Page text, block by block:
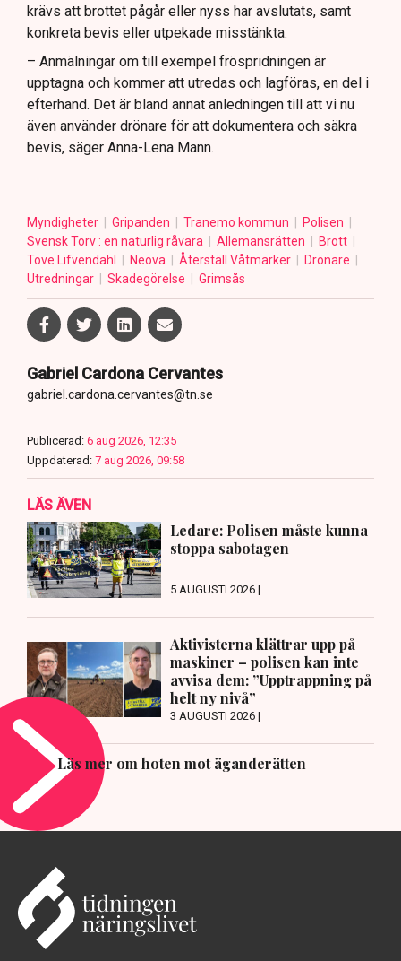
krävs att brottet pågår eller nyss har avslutats, samt
konkreta bevis eller utpekade misstänkta.
– Anmälningar om till exempel fröspridningen är
upptagna och kommer att utredas och lagföras, en del i
efterhand. Det är bland annat anledningen till att vi nu
även använder drönare för att dokumentera och säkra
bevis, säger Anna-Lena Mann.
Myndigheter Gripanden Tranemo kommun
Polisen
Svensk Torv : en naturlig råvara
Allemansrätten
Brott
Tove Lifvendahl
Neova Återställ Våtmarker
Drönare
Utredningar
Skadegörelse Grimsås
Gabriel Cardona Cervantes
gabriel.cardona.cervantes@tn.se
Publicerad: 6 aug 2026, 12:35
Uppdaterad: 7 aug 2026, 09:58
LÄS ÄVEN
Ledare: Polisen måste kunna
stoppa sabotagen
5 AUGUSTI 2026 |
Aktivisterna klättrar upp på
maskiner – polisen kan inte
avvisa dem: ”Upptrappning på
helt ny nivå”
3 AUGUSTI 2026 |
Läs mer om hoten mot äganderätten